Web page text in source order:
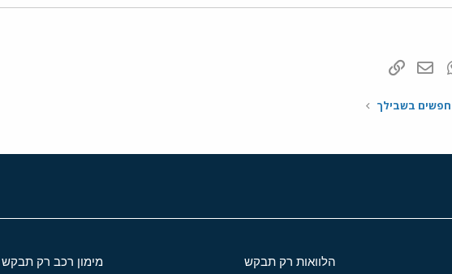
WhatsAppדואר אלקטרוני
בשבילך
הלוואות רק תבקש מימון רכב רק תבקש